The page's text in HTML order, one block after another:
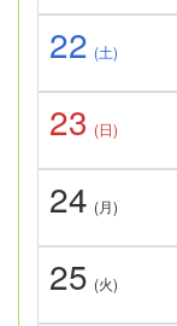
22 (土)
23 (日)
24 (月)
25 (火)